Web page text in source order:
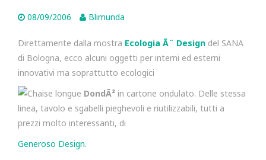
08/09/2006 Blimunda
Direttamente dalla mostra Ecologia Ã¨ Design del SANA
di Bologna, ecco alcuni oggetti per interni ed esterni
innovativi ma soprattutto ecologici
Chaise longue DondÃ² in cartone ondulato. Delle stessa
linea, tavolo e sgabelli pieghevoli e riutilizzabili, tutti a
prezzi molto interessanti, di
Generoso Design.